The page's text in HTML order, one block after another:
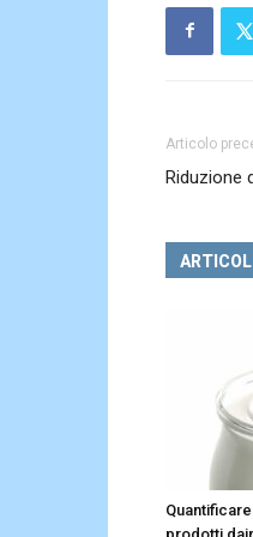
Articolo
Riduzione